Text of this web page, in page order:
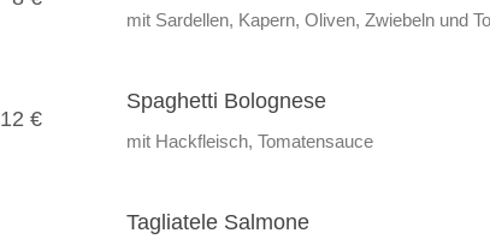
12 €
mit Sardellen, Kapern, Oliven, Zwiebeln und
Spaghetti Bolognese
mit Hackfleisch, Tomatensauce
Tagliatele Salmone